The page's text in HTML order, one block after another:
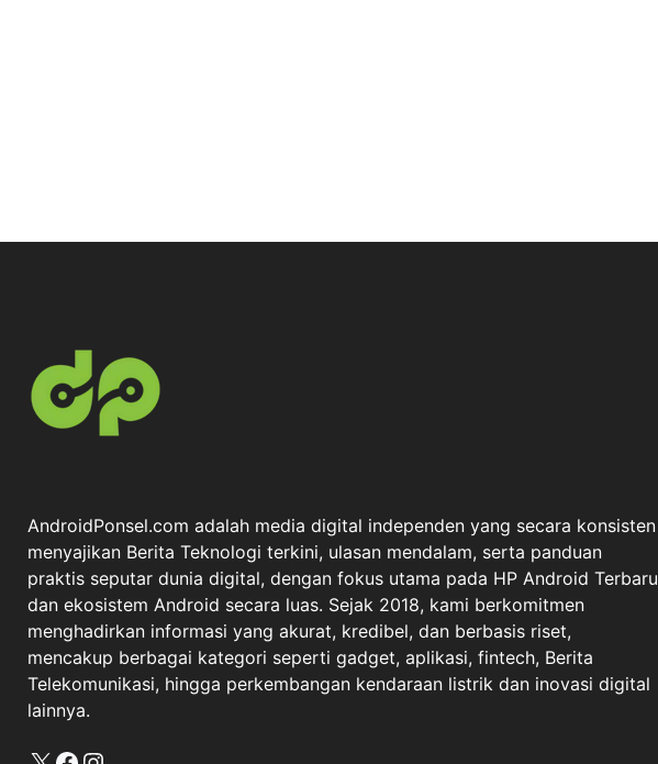
AndroidPonsel.com adalah media digital independen yang secara konsisten
menyajikan Berita Teknologi terkini, ulasan mendalam, serta panduan
praktis seputar dunia digital, dengan fokus utama pada HP Android Terbaru
dan ekosistem Android secara luas. Sejak 2018, kami berkomitmen
menghadirkan informasi yang akurat, kredibel, dan berbasis riset,
mencakup berbagai kategori seperti gadget, aplikasi, fintech, Berita
Telekomunikasi, hingga perkembangan kendaraan listrik dan inovasi digital
lainnya.